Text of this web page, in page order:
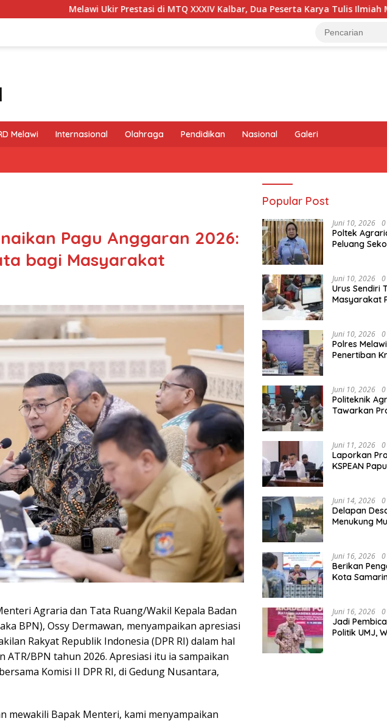
Ukir Prestasi di MTQ XXXIV Kalbar, Dua Peserta Karya Tulis Ilmiah Melaju ke Babak
Melawi Internasional Olahraga Pendidikan Nasional Galeri
Pagu Anggaran 2026:
bagi Masyarakat
Agraria dan Tata Ruang/Wakil Kepala Badan
BPN), Ossy Dermawan, menyampaikan apresiasi
Rakyat Republik Indonesia (DPR RI) dalam hal
BPN tahun 2026. Apresiasi itu ia sampaikan
Komisi II DPR RI, di Gedung Nusantara,
mewakili Bapak Menteri, kami menyampaikan
Popular Post
Juni 10, 2026
Poltek
Peluang
Agraria/
Ruang
Juni 10, 2026
Urus Sendiri
Masyarakat
Juni 10, 2026
Polres
Penertiban
Juni 10, 2026
Politeknik
Tawarkan
Juni 11, 2026
Laporkan
KSPEAN
Nasional
Juni 14, 2026
Delapan
Menukung
Juni 16, 2026
Berikan
Kota
Kalimantan
Juni 16, 2026
Jadi
Politik UMJ,